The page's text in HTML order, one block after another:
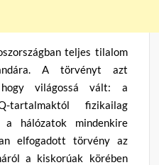
teljes tilalom
A törvényt azt
világossá vált: a
tartalmaktól fizikailag
hálózatok mindenkire
elfogadott törvény az
a kiskorúak körében